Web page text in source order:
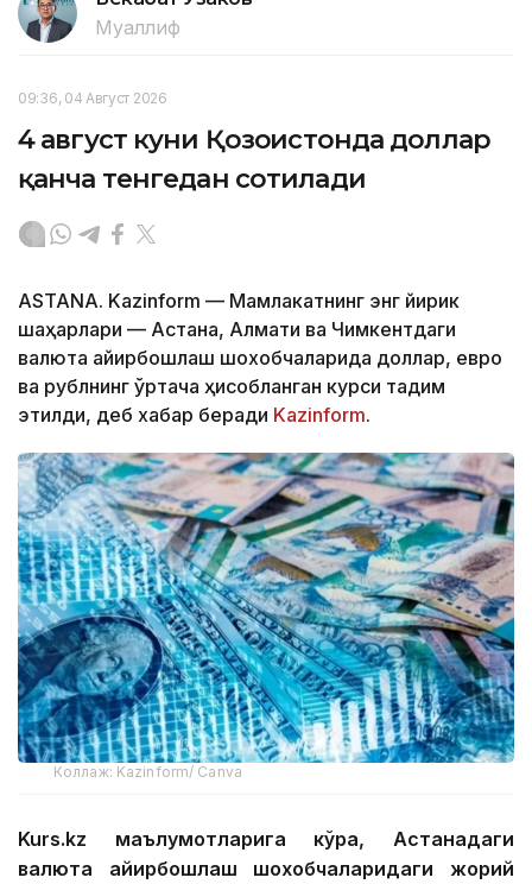
Муаллиф
09:36, 04 Август 2026
4 август куни Қозоғистонда доллар
қанча тенгедан сотилади
ASTANA. Kazinform — Мамлакатнинг энг йирик
шаҳарлари — Астана, Алмати ва Чимкентдаги
валюта айирбошлаш шохобчаларида доллар, евро
ва рублнинг ўртача ҳисобланган курси тақдим
этилди, деб хабар беради Kazinform.
Коллаж: Kazinform/ Canva
Kurs.kz маълумотларига кўра, Астанадаги
валюта айирбошлаш шохобчаларидаги жорий